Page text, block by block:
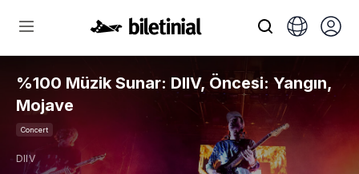
%100 Müzik Sunar: DIIV, Öncesi: Yangın,
Mojave
Concert
DIIV